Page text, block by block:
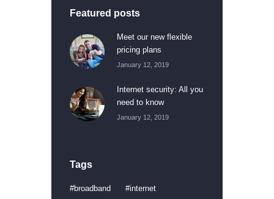
Featured posts
Meet our new flexible
pricing plans
January 12, 2019
Internet security: All you
need to know
January 12, 2019
Tags
broadband
internet